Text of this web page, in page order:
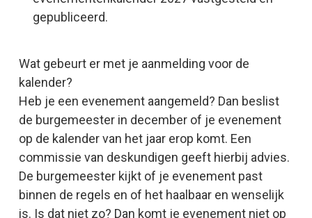
gepubliceerd.
Wat gebeurt er met je aanmelding voor de
kalender?
Heb je een evenement aangemeld? Dan beslist
de burgemeester in december of je evenement
op de kalender van het jaar erop komt. Een
commissie van deskundigen geeft hierbij advies.
De burgemeester kijkt of je evenement past
binnen de regels en of het haalbaar en wenselijk
is. Is dat niet zo? Dan komt je evenement niet op